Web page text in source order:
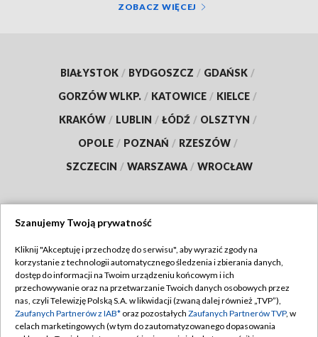
ZOBACZ WIĘCEJ
BIAŁYSTOK / BYDGOSZCZ / GDAŃSK /
GORZÓW WLKP. / KATOWICE / KIELCE /
KRAKÓW / LUBLIN / ŁÓDŹ / OLSZTYN /
OPOLE / POZNAŃ / RZESZÓW /
SZCZECIN / WARSZAWA / WROCŁAW
TVP
Abonament TVP
Emisja w TVP
Centrum informacji TVP
Regulamin TVP
Polityka prywatności
Szanujemy Twoją prywatność
Kliknij "Akceptuję i przechodzę do serwisu", aby wyrazić zgody na
korzystanie z technologii automatycznego śledzenia i zbierania danych,
dostęp do informacji na Twoim urządzeniu końcowym i ich
przechowywanie oraz na przetwarzanie Twoich danych osobowych przez
nas, czyli Telewizję Polską S.A. w likwidacji (zwaną dalej również „TVP”),
Zaufanych Partnerów z IAB* oraz pozostałych Zaufanych Partnerów TVP, w
celach marketingowych (w tym do zautomatyzowanego dopasowania